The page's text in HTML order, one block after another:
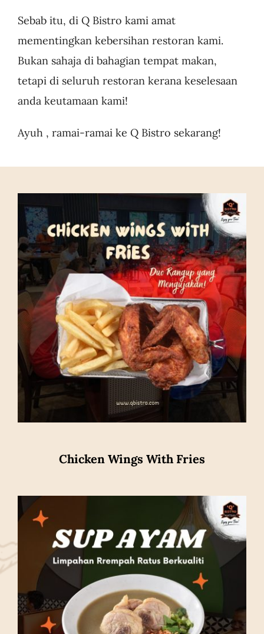
Sebab itu, di Q Bistro kami amat
mementingkan kebersihan restoran kami.
Bukan sahaja di bahagian tempat makan,
tetapi di seluruh restoran kerana keselesaan
anda keutamaan kami!
Ayuh , ramai-ramai ke Q Bistro sekarang!
Chicken Wings With Fries